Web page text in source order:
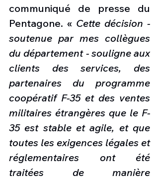
communiqué de presse du
Pentagone. « Cette décision -
soutenue par mes collègues
du département - souligne aux
clients des services, des
partenaires du programme
coopératif F-35 et des ventes
militaires étrangères que le F-
35 est stable et agile, et que
toutes les exigences légales et
réglementaires ont été
traitées de manière